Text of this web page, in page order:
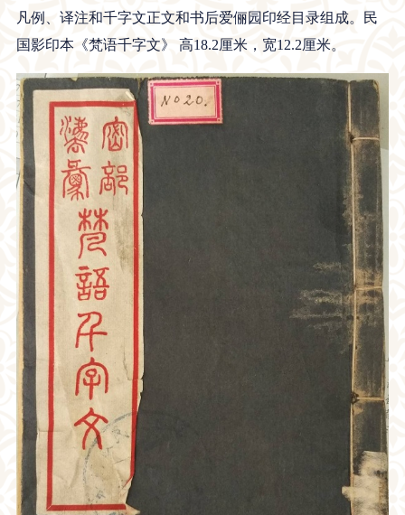
凡例、译注和千字文正文和书后爱俪园印经目录组成。民
国影印本《梵语千字文》 高18.2厘米，宽12.2厘米。